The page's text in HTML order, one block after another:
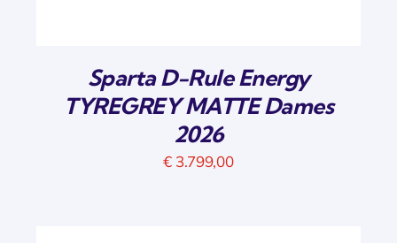
Sparta D-Rule Energy
TYREGREY MATTE Dames
2026
€ 3.799,00